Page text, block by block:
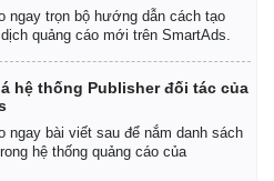
ngay trọn bộ hướng dẫn cách tạo
quảng cáo mới trên SmartAds.
hệ thống Publisher đối tác của
ngay bài viết sau để nắm danh sách
hệ thống quảng cáo của